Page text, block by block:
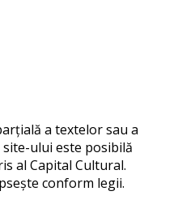
a textelor sau a
ului este posibilă
al Capital Cultural.
conform legii.